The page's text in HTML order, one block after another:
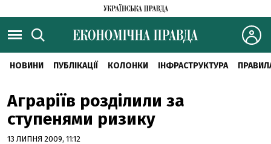
НОВИНИ ПУБЛІКАЦІЇ КОЛОНКИ ІНФРАСТРУКТУРА
Аграріїв розділили за
ступенями ризику
13 ЛИПНЯ 2009, 11:12